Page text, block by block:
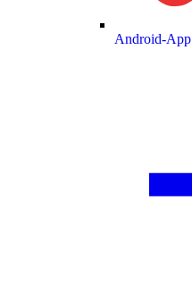
Android-App